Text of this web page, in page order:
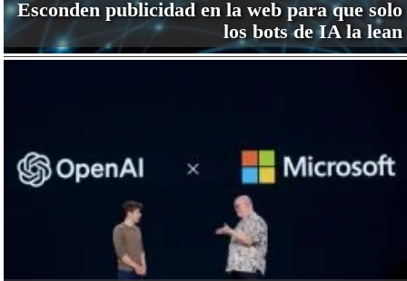
Esconden publicidad en la web para que solo
los bots de IA la lean